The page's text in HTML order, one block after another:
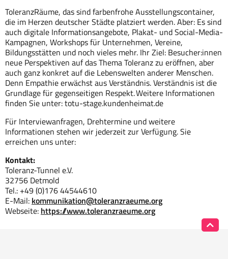
ToleranzRäume, das sind farbenfrohe Ausstellungscontainer,
die im Herzen deutscher Städte platziert werden. Aber: Es sind
auch digitale Informationsangebote, Plakat- und Social-Media-
Kampagnen, Workshops für Unternehmen, Vereine,
Bildungsstätten und noch vieles mehr. Ihr Ziel: Besucher:innen
neue Perspektiven auf das Thema Toleranz zu eröffnen, aber
auch ganz konkret auf die Lebenswelten anderer Menschen.
Denn Empathie erwächst aus Verständnis. Verständnis ist die
Grundlage für gegenseitigen Respekt. Weitere Informationen
finden Sie unter: totu-stage.kundenheimat.de
Für Interviewanfragen, Drehtermine und weitere
Informationen stehen wir jederzeit zur Verfügung. Sie
erreichen uns unter:
Kontakt:
Toleranz-Tunnel e.V.
32756 Detmold
Tel.: +49 (0)176 44544610
E-Mail: kommunikation@toleranzraeume.org
Webseite: https://www.toleranzraeume.org